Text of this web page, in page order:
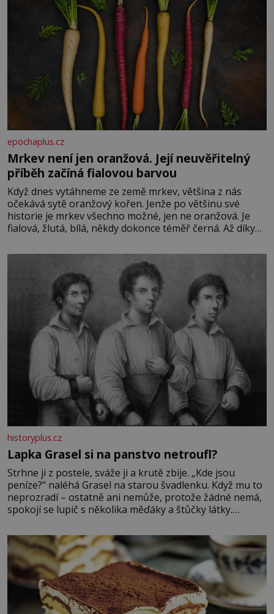
epochaplus.cz
Mrkev není jen oranžová. Její neuvěřitelný
příběh začíná fialovou barvou
Když dnes vytáhneme ze země mrkev, většina z nás
očekává sytě oranžový kořen. Jenže po většinu své
historie je mrkev všechno možné, jen ne oranžová. Je
fialová, žlutá, bílá, někdy dokonce téměř černá. Až díky
bez které si českou zahradu ani nedokážeme představit.
historyplus.cz
Lapka Grasel si na panstvo netroufl?
Strhne ji z postele, sváže ji a krutě zbije. „Kde jsou
peníze?“ naléhá Grasel na starou švadlenku. Když mu to
neprozradí – ostatně ani nemůže, protože žádné nemá,
spokojí se lupič s několika měďáky a štůčky látky.
krutý. Jeho činy budí hrůzu ještě dlouho po jeho smrti